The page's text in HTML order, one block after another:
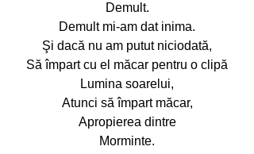
Demult.
Demult mi-am dat inima.
Şi dacă nu am putut niciodată,
Să împart cu el măcar pentru o clipă
Lumina soarelui,
Atunci să împart măcar,
Apropierea dintre
Morminte.